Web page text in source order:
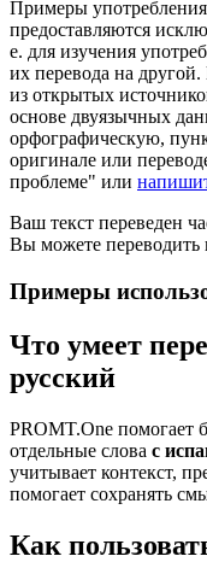
Примеры употребления
предоставляются
е. для изучения
их перевода на
из открытых
основе двуязычных
орфографическую,
оригинале или
проблеме" или
Ваш текст переведен
Вы можете переводить
Примеры
Что умеет
русский
PROMT.One помогает
отдельные слова с
учитывает контекст,
помогает сохранять
Как